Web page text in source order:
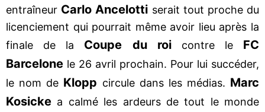
entraîneur Carlo Ancelotti serait tout proche du
licenciement qui pourrait même avoir lieu après la
finale de la Coupe du roi contre le FC
Barcelone le 26 avril prochain. Pour lui succéder,
le nom de Klopp circule dans les médias. Marc
Kosicke a calmé les ardeurs de tout le monde